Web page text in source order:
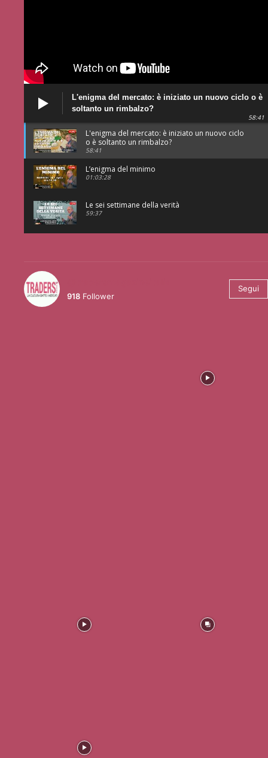
L'enigma del mercato: è iniziato un nuovo ciclo o è
soltanto un rimbalzo?
58:41
L'enigma del mercato: è iniziato un nuovo ciclo
o è soltanto un rimbalzo?
58:41
L’enigma del minimo
01:03:28
Le sei settimane della verità
59:37
918 Follower
Segui